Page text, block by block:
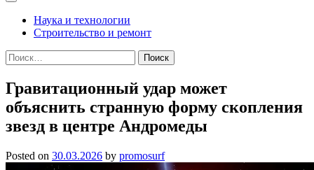
Наука и технологии
Строительство и ремонт
Найти:
Гравитационный удар может
объяснить странную форму скопления
звезд в центре Андромеды
Posted on 30.03.2026 by promosurf